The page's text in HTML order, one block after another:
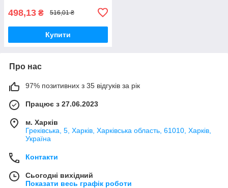
498,13 ₴ 516,01 ₴
Купити
Про нас
97% позитивних з 35 відгуків за рік
Працює з 27.06.2023
м. Харків
Греківська, 5, Харків, Харківська область, 61010, Харків,
Україна
Контакти
Сьогодні вихідний
Показати весь графік роботи